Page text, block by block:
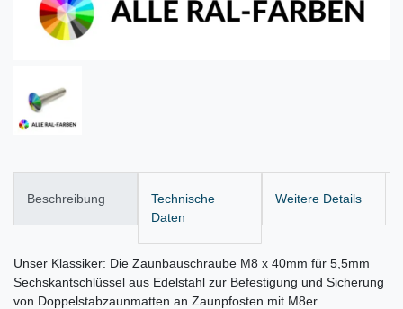
Beschreibung
Technische
Daten
Weitere Details
Unser Klassiker: Die Zaunbauschraube M8 x 40mm für 5,5mm
Sechskantschlüssel aus Edelstahl zur Befestigung und Sicherung
von Doppelstabzaunmatten an Zaunpfosten mit M8er